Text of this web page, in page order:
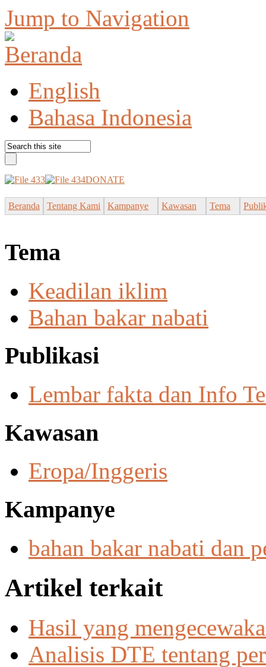
Jump to Navigation
English
Bahasa Indonesia
DONATE
Beranda Tentang Kami Kampanye Kawasan Tema
Tema
Keadilan iklim
Bahan bakar nabati
Publikasi
Lembar fakta dan Info
Kawasan
Eropa/Inggeris
Kampanye
bahan bakar nabati dan
Artikel terkait
Hasil yang
Analisis DTE tentang